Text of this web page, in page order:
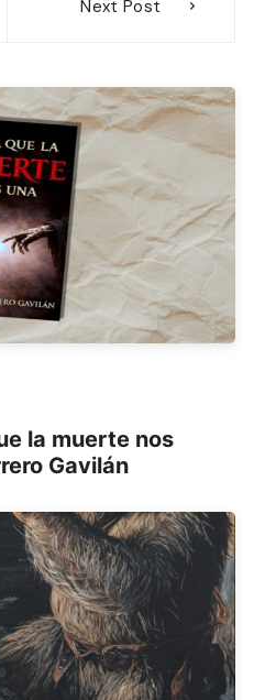
Next Post
la muerte nos
Gavilán